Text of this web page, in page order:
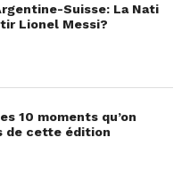
Suisse: La Nati
Lionel Messi?
10 moments qu’on
de cette édition